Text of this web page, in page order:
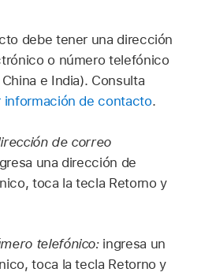
debe tener una dirección
o número telefónico
e India). Consulta
información de contacto.
de correo
una dirección de
toca la tecla Retorno y
telefónico: ingresa un
toca la tecla Retorno y